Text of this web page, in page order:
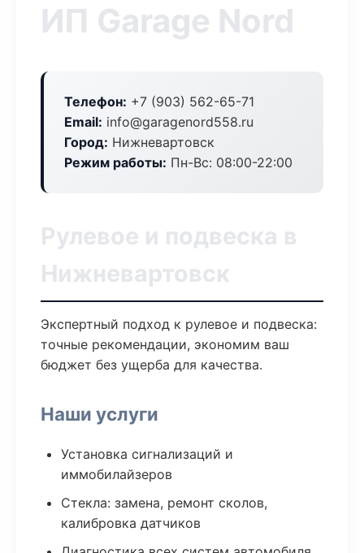
ИП Garage Nord
Телефон: +7 (903) 562-65-71
Email: info@garagenord558.ru
Город: Нижневартовск
Режим работы: Пн-Вс: 08:00-22:00
Рулевое и подвеска в
Нижневартовск
Экспертный подход к рулевое и подвеска:
точные рекомендации, экономим ваш
бюджет без ущерба для качества.
Наши услуги
Установка сигнализаций и
иммобилайзеров
Стекла: замена, ремонт сколов,
калибровка датчиков